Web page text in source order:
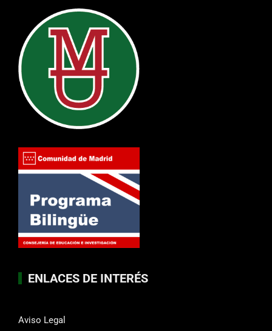
ENLACES DE INTERÉS
Aviso Legal